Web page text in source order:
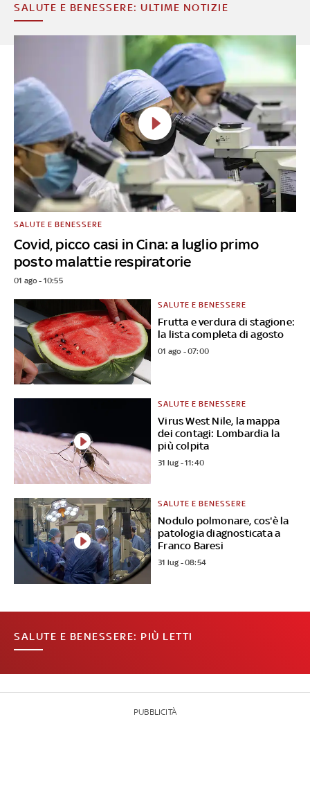
SALUTE E BENESSERE: ULTIME NOTIZIE
Covid, picco casi in Cina: a luglio primo
posto malattie respiratorie
SALUTE E BENESSERE
01 ago - 10:55
Frutta e verdura di stagione:
la lista completa di agosto
SALUTE E BENESSERE
01 ago - 07:00
Virus West Nile, la mappa
dei contagi: Lombardia la
più colpita
SALUTE E BENESSERE
31 lug - 11:40
Nodulo polmonare, cos'è la
patologia diagnosticata a
Franco Baresi
SALUTE E BENESSERE
31 lug - 08:54
SALUTE E BENESSERE: PIÙ LETTI
PUBBLICITÀ